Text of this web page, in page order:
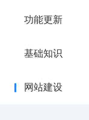
功能更新
基础知识
网站建设